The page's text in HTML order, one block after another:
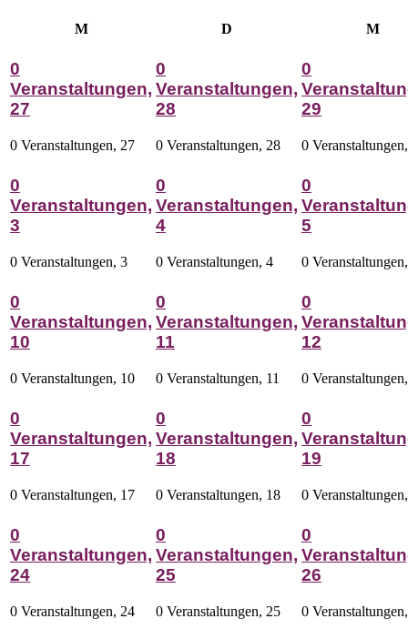
MMontag D M
0
Veranstaltungen,
27
0 Veranstaltungen, 27
0
Veranstaltungen,
28
0 Veranstaltungen, 28
0
29
0
0
Veranstaltungen,
3
0 Veranstaltungen, 3
0
Veranstaltungen,
4
0 Veranstaltungen, 4
0
5
0
0
Veranstaltungen,
10
0 Veranstaltungen, 10
0
Veranstaltungen,
11
0 Veranstaltungen, 11
0
12
0
0
Veranstaltungen,
17
0 Veranstaltungen, 17
0
Veranstaltungen,
18
0 Veranstaltungen, 18
0
19
0
0
Veranstaltungen,
24
0 Veranstaltungen, 24
0
Veranstaltungen,
25
0 Veranstaltungen, 25
0
26
0